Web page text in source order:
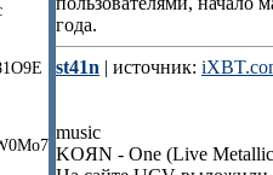
года.
st41n | источник:
music
KOЯN - One (Live